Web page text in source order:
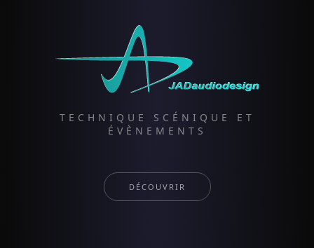
TECHNIQUE SCÉNIQUE ET
ÉVÈNEMENTS
DÉCOUVRIR